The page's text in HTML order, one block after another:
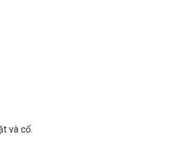
và cổ.